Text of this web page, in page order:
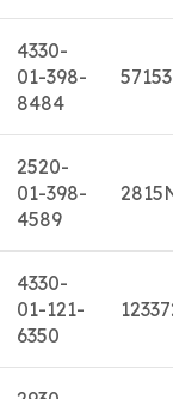
4330-
01-398-
8484
2520-
01-398-
4589
4330-
01-121-
6350